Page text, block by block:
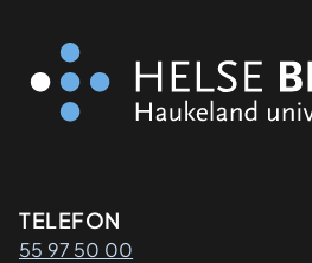
Kontaktinformasjon
TELEFON
55 97 50 00